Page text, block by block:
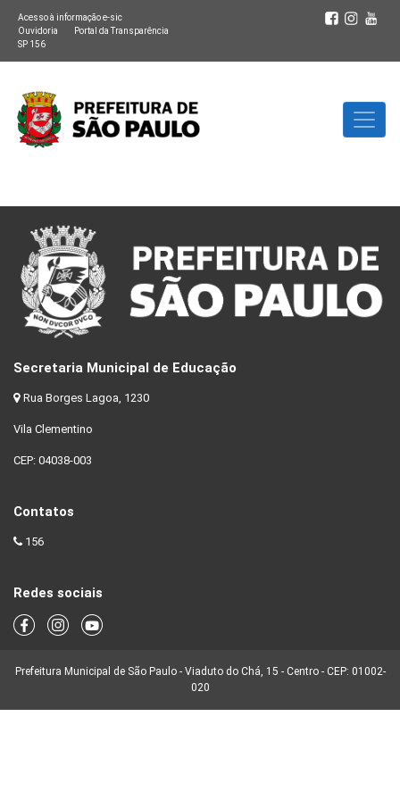
Acesso à informação e-sic
Ouvidoria
Portal da Transparência
SP 156
Secretaria Municipal de Educação
Rua Borges Lagoa, 1230
Vila Clementino
CEP: 04038-003
Contatos
156
Redes sociais
Prefeitura Municipal de São Paulo - Viaduto do Chá, 15 - Centro - CEP: 01002-
020